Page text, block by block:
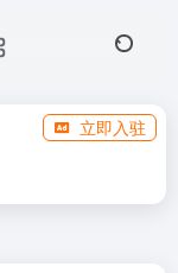
立即入驻